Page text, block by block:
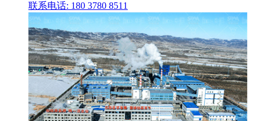
联系电话: 180 3780 8511